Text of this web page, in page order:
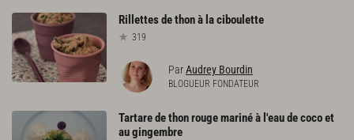
Rillettesdethonà laciboulette
319
ParAudrey Bourdin
BLOGUEUR FONDATEUR
Tartare de thon rouge mariné à l'eau de coco et
au gingembre